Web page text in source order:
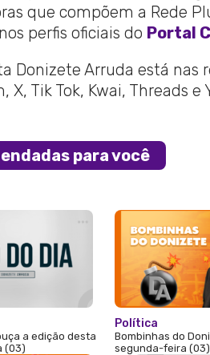
que compõem a Rede
perfis oficiais do Portal
Donizete Arruda está nas
X, Tik Tok, Kwai, Threads e
para você
a edição desta
(03)
Política
Bombinhas do
segunda-feira (03)